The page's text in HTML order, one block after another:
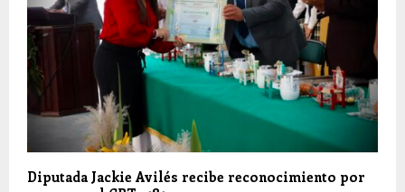
Diputada Jackie Avilés recibe reconocimiento por